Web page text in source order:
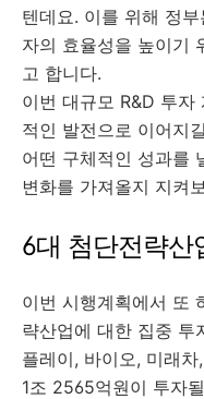
텐데요. 이를 위해 정
자의 효율성을 높이기
고 합니다.
이번 대규모 R&D 투자
적인 발전으로 이어지
어떤 구체적인 성과를
변화를 가져올지 지켜
6대 첨단전략산
이번 시행계획에서 또
략산업에 대한 집중 투
플레이, 바이오, 미래
1조 2565억원이 투자